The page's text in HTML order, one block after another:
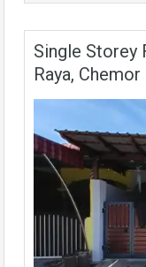
Single Storey
Raya,